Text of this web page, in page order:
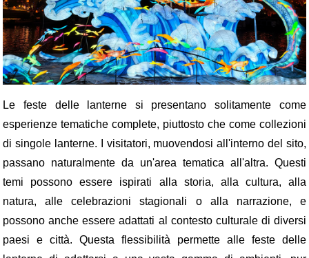
Le feste delle lanterne si presentano solitamente come
esperienze tematiche complete, piuttosto che come collezioni
di singole lanterne. I visitatori, muovendosi all'interno del sito,
passano naturalmente da un'area tematica all'altra. Questi
temi possono essere ispirati alla storia, alla cultura, alla
natura, alle celebrazioni stagionali o alla narrazione, e
possono anche essere adattati al contesto culturale di diversi
paesi e città. Questa flessibilità permette alle feste delle